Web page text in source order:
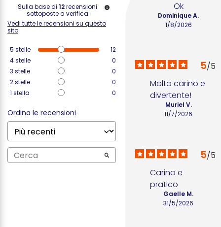
Sulla base di 12 recensioni
sottoposte a verifica
Vedi tutte le recensioni su questo
sito
5 stelle
12
4stelle
0
3 stelle
0
2stelle
0
1 stella 0
Ordina le recensioni
Ok
1/8/2026
Dominique A.
5/5
Molto carino e
divertente!
11/7/2026
Muriel V.
5/5
Carino e
pratico
31/5/2026
Gaelle M.